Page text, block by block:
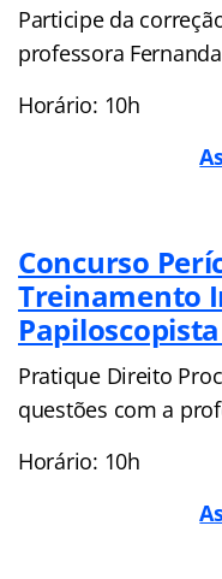
Participe da
professora
Horário: 10h
Concurso
Treinamento
Papiloscopista
Pratique Direito
questões com a
Horário: 10h